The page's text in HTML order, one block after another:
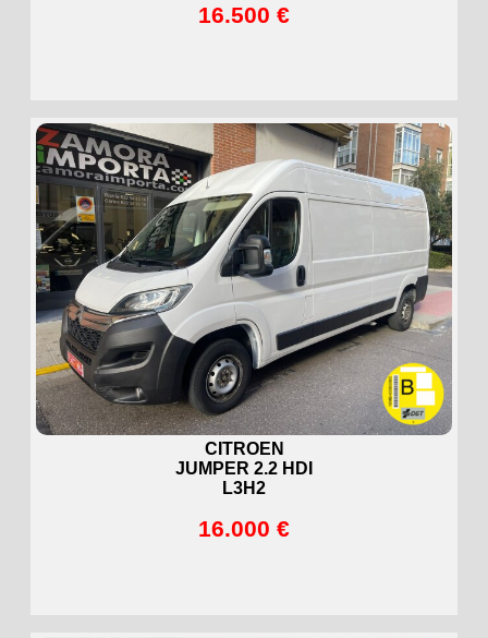
16.500 €
CITROEN
JUMPER 2.2 HDI
L3H2
16.000 €